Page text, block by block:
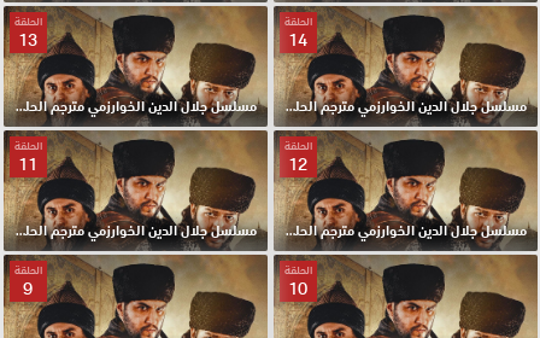
الحلقة
14
مسلسل جلال الدين الخوارزمي مترجم الحلقة 14 HD
الحلقة
13
مسلسل جلال الدين الخوارزمي مترجم الحلقة 13 HD
الحلقة
12
مسلسل جلال الدين الخوارزمي مترجم الحلقة 12 HD
الحلقة
11
مسلسل جلال الدين الخوارزمي مترجم الحلقة 11 HD
الحلقة
10
الحلقة
9